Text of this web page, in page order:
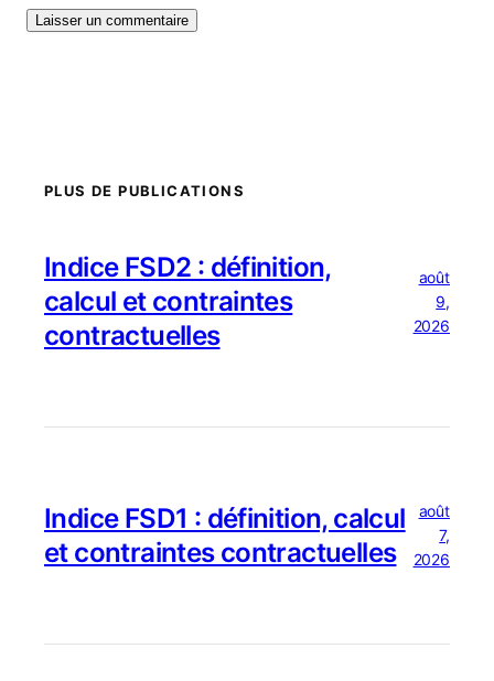
PLUS DE PUBLICATIONS
Indice FSD2 : définition,
calcul et contraintes
contractuelles
août
9,
2026
Indice FSD1 : définition, calcul
et contraintes contractuelles
août
7,
2026